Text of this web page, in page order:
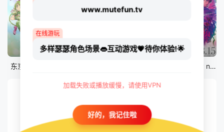
12集全
东京猫猫 NEW～♡
12集全 剧场版
剧场版 Fate/stay night [Heaven&#039;s Feel] III.spring song
www.mutefun.tv
在线游玩
多样瑟瑟角色场景👄互动游戏💗待你体验!🌟
加载失败或播放缓慢，请使用VPN
好的，我记住啦